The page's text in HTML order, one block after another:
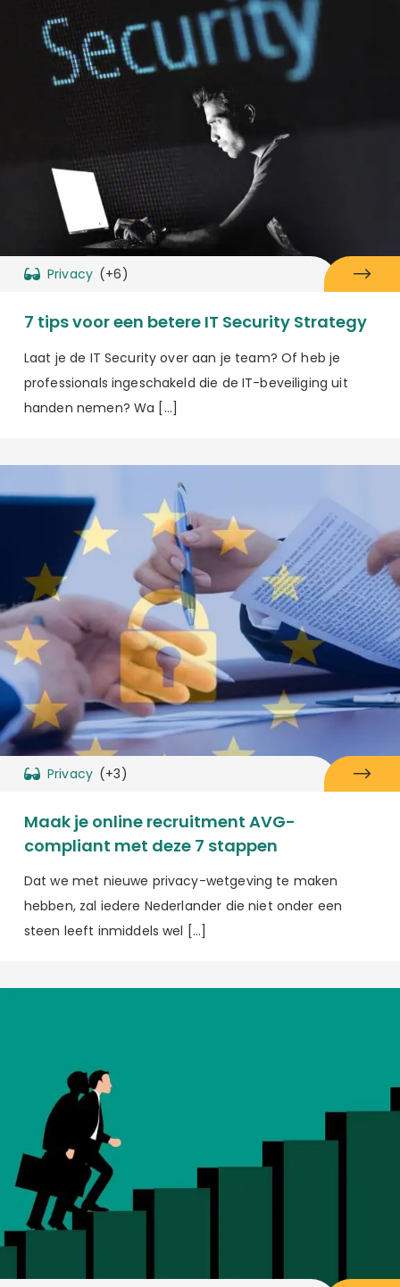
Privacy (+6)
7 tips voor een betere IT Security Strategy
Laat je de IT Security over aan je team? Of heb je
professionals ingeschakeld die de IT-beveiliging uit
handen nemen? Wa […]
Privacy (+3)
Maak je online recruitment AVG-
compliant met deze 7 stappen
Dat we met nieuwe privacy-wetgeving te maken
hebben, zal iedere Nederlander die niet onder een
steen leeft inmiddels wel […]